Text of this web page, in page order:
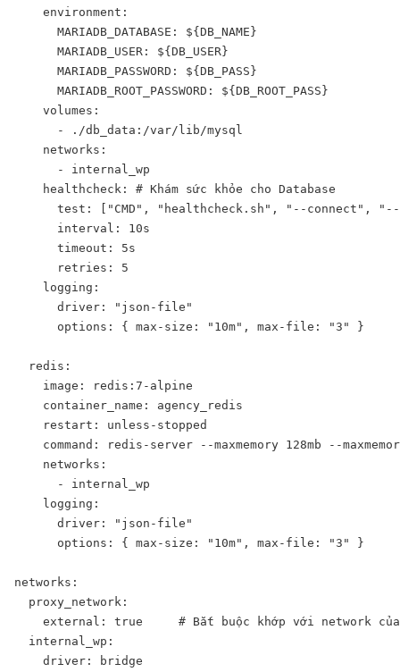
    environment:
      MARIADB_DATABASE: ${DB_NAME}
      MARIADB_USER: ${DB_USER}
      MARIADB_PASSWORD: ${DB_PASS}
      MARIADB_ROOT_PASSWORD: ${DB_ROOT_PASS}
    volumes:
      - ./db_data:/var/lib/mysql
    networks:
      - internal_wp
    healthcheck: # Khám sức khỏe cho Database
test: ["CMD", "healthcheck.sh", "--connect",
      interval: 10s
      timeout: 5s
      retries: 5
    logging:
      driver: "json-file"
      options: { max-size: "10m", max-file: "3" }
  redis:
    image: redis:7-alpine
    container_name: agency_redis
    restart: unless-stopped
command: redis-server --maxmemory 128mb --
    networks:
      - internal_wp
    logging:
      driver: "json-file"
      options: { max-size: "10m", max-file: "3" }
networks:
  proxy_network:
external: true     # Bắt buộc khớp với network
  internal_wp:
    driver: bridge